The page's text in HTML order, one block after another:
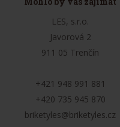
LES, s.r.o.
Javorová 2
911 05 Trenčín
+421 948 991 881
+420 735 945 870
briketyles@briketyles.cz